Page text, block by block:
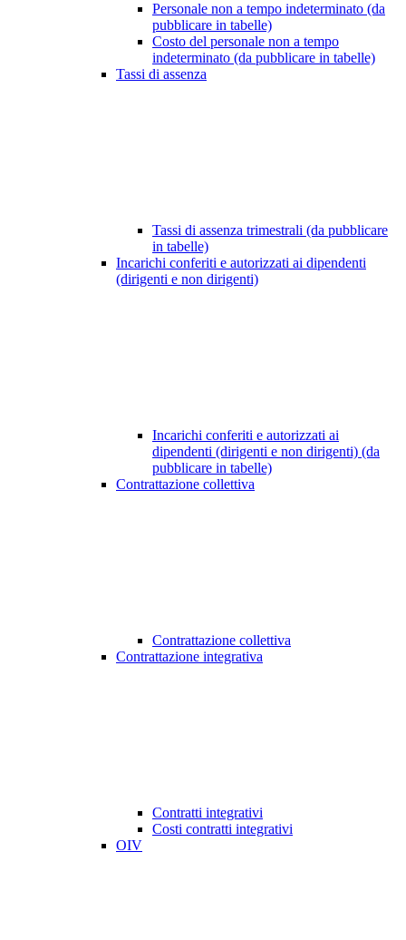
Personale non a tempo indeterminato (da
pubblicare in tabelle)
Costo del personale non a tempo
indeterminato (da pubblicare in tabelle)
Tassi di assenza
Tassi di assenza trimestrali (da pubblicare
in tabelle)
Incarichi conferiti e autorizzati ai dipendenti
(dirigenti e non dirigenti)
Incarichi conferiti e autorizzati ai
dipendenti (dirigenti e non dirigenti) (da
pubblicare in tabelle)
Contrattazione collettiva
Contrattazione collettiva
Contrattazione integrativa
Contratti integrativi
Costi contratti integrativi
OIV